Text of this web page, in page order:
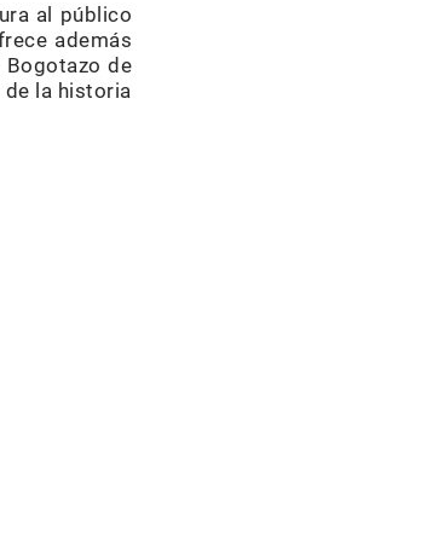
al público
además
Bogotazo de
la historia